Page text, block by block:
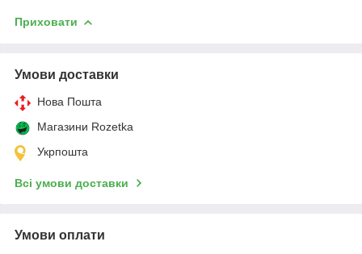
Приховати
Умови доставки
Нова Пошта
Магазини Rozetka
Укрпошта
Всі умови доставки
Умови оплати